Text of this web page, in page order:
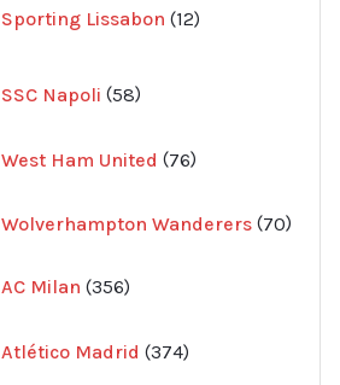
Sporting Lissabon 12produkter
SSC Napoli 58
produkter
West Ham United 76
produkter
Wolverhampton Wanderers 70
AC Milan 356
produkter
Atlético Madrid 374
produkter